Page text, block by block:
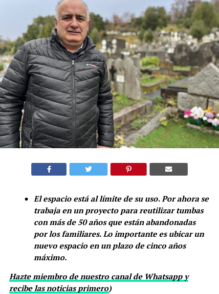
El espacio está al límite de su uso. Por ahora se
trabaja en un proyecto para reutilizar tumbas
con más de 50 años que están abandonadas
por los familiares. Lo importante es ubicar un
nuevo espacio en un plazo de cinco años
máximo.
Hazte miembro de nuestro canal de Whatsapp y
recibe las noticias primero)